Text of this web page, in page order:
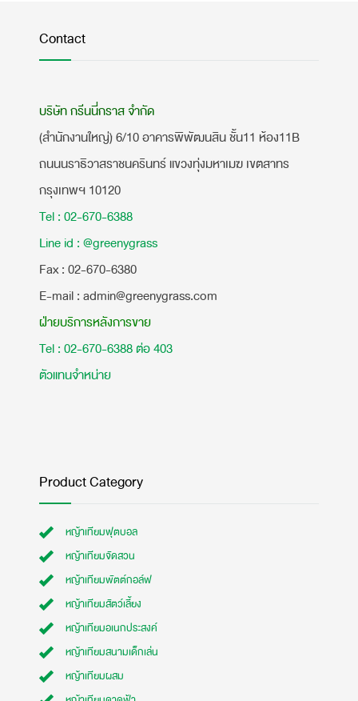
Contact
บริษัท กรีนนี่กราส จำกัด
(สำนักงานใหญ่) 6/10 อาคารพิพัฒนสิน ชั้น11 ห้อง11B
ถนนนราธิวาสราชนครินทร์ แขวงทุ่งมหาเมฆ เขตสาทร
กรุงเทพฯ 10120
Tel : 02-670-6388
Line id : @greenygrass
​Fax : 02-670-6380
E-mail : admin@greenygrass.com
ฝ่ายบริการหลังการขาย
Tel : 02-670-6388 ต่อ 403
ตัวแทนจำหน่าย
Product Category
หญ้าเทียมฟุตบอล
หญ้าเทียมจัดสวน
หญ้าเทียมพัตต์กอล์ฟ
หญ้าเทียมสัตว์เลี้ยง
หญ้าเทียมอเนกประสงค์
หญ้าเทียมสนามเด็กเล่น
หญ้าเทียมผสม